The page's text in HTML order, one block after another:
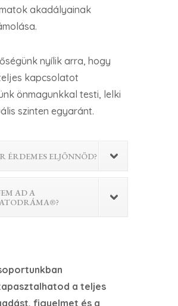
akadályainak
nyílik arra, hogy
kapcsolatot
önmagunkkal testi, lelki
szinten egyaránt.
ÉRDEMES ELJÖNNÖD?
AD A
a teljes
figyelmet és a